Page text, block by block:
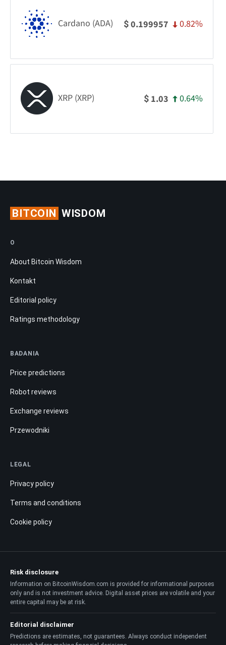
Cardano (ADA) $0.199957 0.82%
XRP (XRP) $ 1.03 0.64%
BITCOIN WISDOM
O
About Bitcoin Wisdom
Kontakt
Editorial policy
Ratings methodology
BADANIA
Price predictions
Robot reviews
Exchange reviews
Przewodniki
LEGAL
Privacy policy
Terms and conditions
Cookie policy
Risk disclosure
Information on BitcoinWisdom.com is provided for informational purposes
only and is not investment advice. Digital asset prices are volatile and your
entire capital may be at risk.
Editorial disclaimer
Predictions are estimates, not guarantees. Always conduct independent